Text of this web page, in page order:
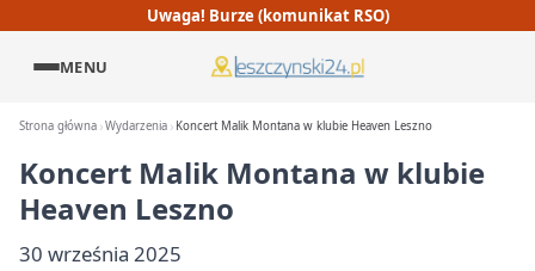
Uwaga! Burze (komunikat RSO)
MENU
Strona główna Wydarzenia Koncert Malik Montana w klubie Heaven Leszno
Koncert Malik Montana w klubie
Heaven Leszno
30 września 2025